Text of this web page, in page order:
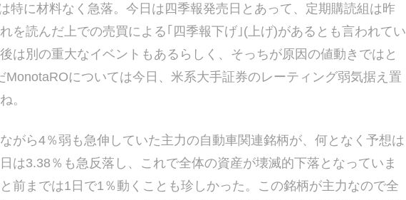
特に材料なく急落。今日は四季報発売日とあって、定期購読組は昨
を読んだ上での売買による｢四季報下げ｣(上げ)があるとも言われてい
は別の重大なイベントもあるらしく、そっちが原因の値動きではと
MonotaROについては今日、米系大手証券のレーティング弱気据え置
。
がら4％弱も急伸していた主力の自動車関連銘柄が、何となく予想は
は3.38％も急反落し、これで全体の資産が壊滅的下落となっていま
前までは1日で1％動くことも珍しかった。この銘柄が主力なので全